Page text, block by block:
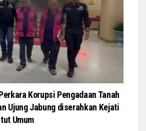
Korupsi Pengadaan Tanah
Ujung Jabung diserahkan Kejati
Umum